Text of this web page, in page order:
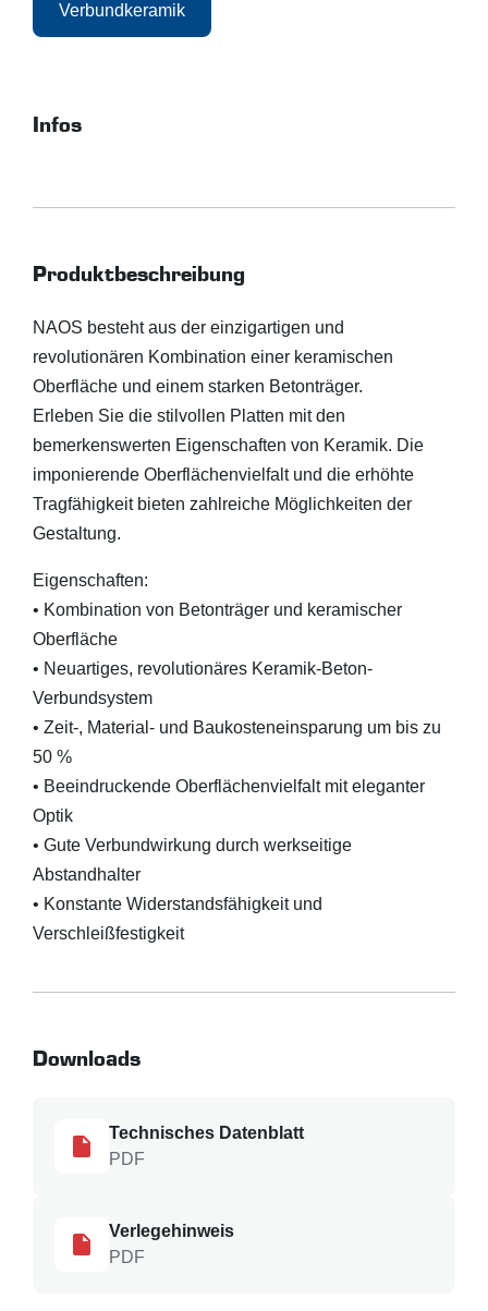
Verbundkeramik
Infos
Produktbeschreibung
NAOS besteht aus der einzigartigen und
revolutionären Kombination einer keramischen
Oberfläche und einem starken Betonträger.
Erleben Sie die stilvollen Platten mit den
bemerkenswerten Eigenschaften von Keramik. Die
imponierende Oberflächenvielfalt und die erhöhte
Tragfähigkeit bieten zahlreiche Möglichkeiten der
Gestaltung.
Eigenschaften:
• Kombination von Betonträger und keramischer
Oberfläche
• Neuartiges, revolutionäres Keramik-Beton-
Verbundsystem
• Zeit-, Material- und Baukosteneinsparung um bis zu
50 %
• Beeindruckende Oberflächenvielfalt mit eleganter
Optik
• Gute Verbundwirkung durch werkseitige
Abstandhalter
• Konstante Widerstandsfähigkeit und
Verschleißfestigkeit
Downloads
Technisches Datenblatt
PDF
Verlegehinweis
PDF